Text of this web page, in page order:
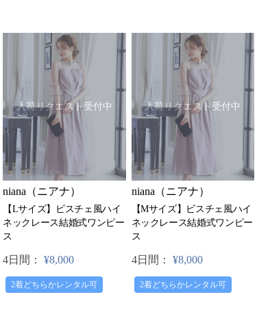
入荷リクエスト受付中
niana（ニアナ）
【Lサイズ】ビスチェ風ハイ
ネックレース結婚式ワンピー
ス
4日間： ¥8,000
2着どちらかレンタル可
入荷リクエスト受付中
niana（ニアナ）
【Mサイズ】ビスチェ風ハイ
ネックレース結婚式ワンピー
ス
4日間： ¥8,000
2着どちらかレンタル可